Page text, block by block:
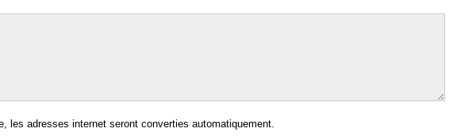
les adresses internet seront converties automatiquement.